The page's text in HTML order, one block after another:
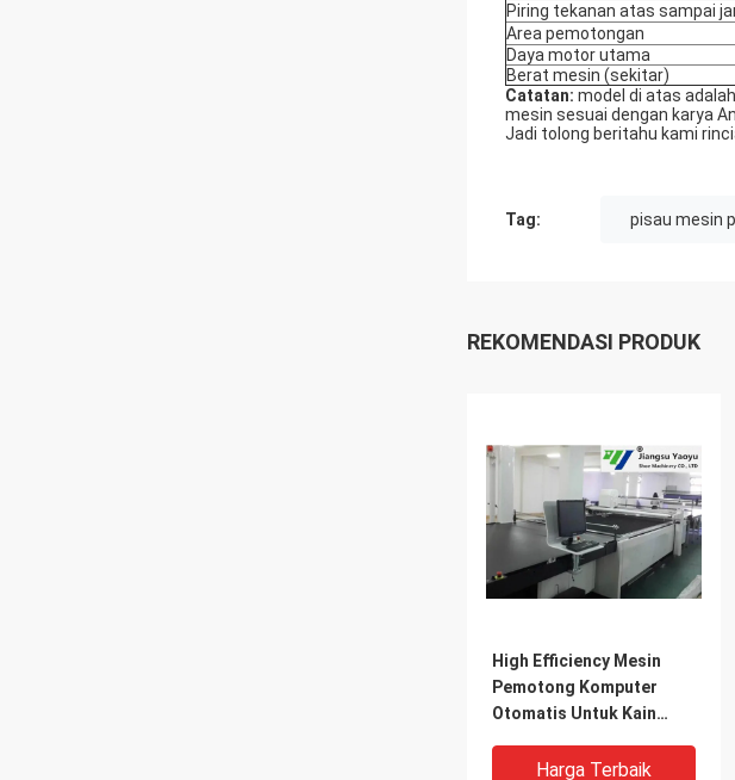
Piring tekanan atas sampai
Area pemotongan
Daya motor utama
Berat mesin (sekitar)
Catatan: model di atas
mesin sesuai dengan karya
Jadi tolong beritahu kami
Tag: pisau mesin
REKOMENDASI PRODUK
High Efficiency Mesin
Pemotong Komputer
Otomatis Untuk Kain
Harga Terbaik